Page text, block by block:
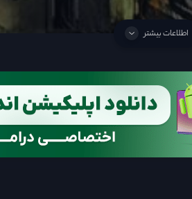
اطلاعات بیشتر